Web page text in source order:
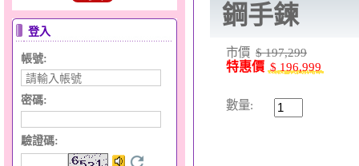
登入
帳號:
密碼:
驗證碼:
鋼手鍊
市價 $ 197,299
特惠價 $ 196,999
數量: